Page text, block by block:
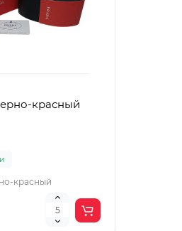
красный
красный